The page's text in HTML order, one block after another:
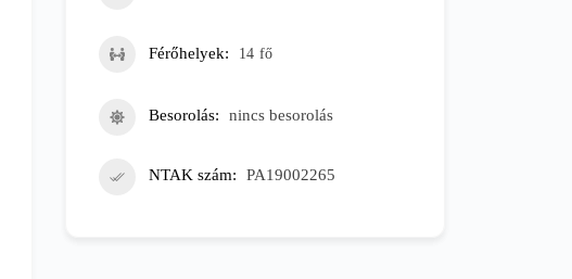
Férőhelyek 14 fő
Besorolás nincs besorolás
NTAK szám PA19002265